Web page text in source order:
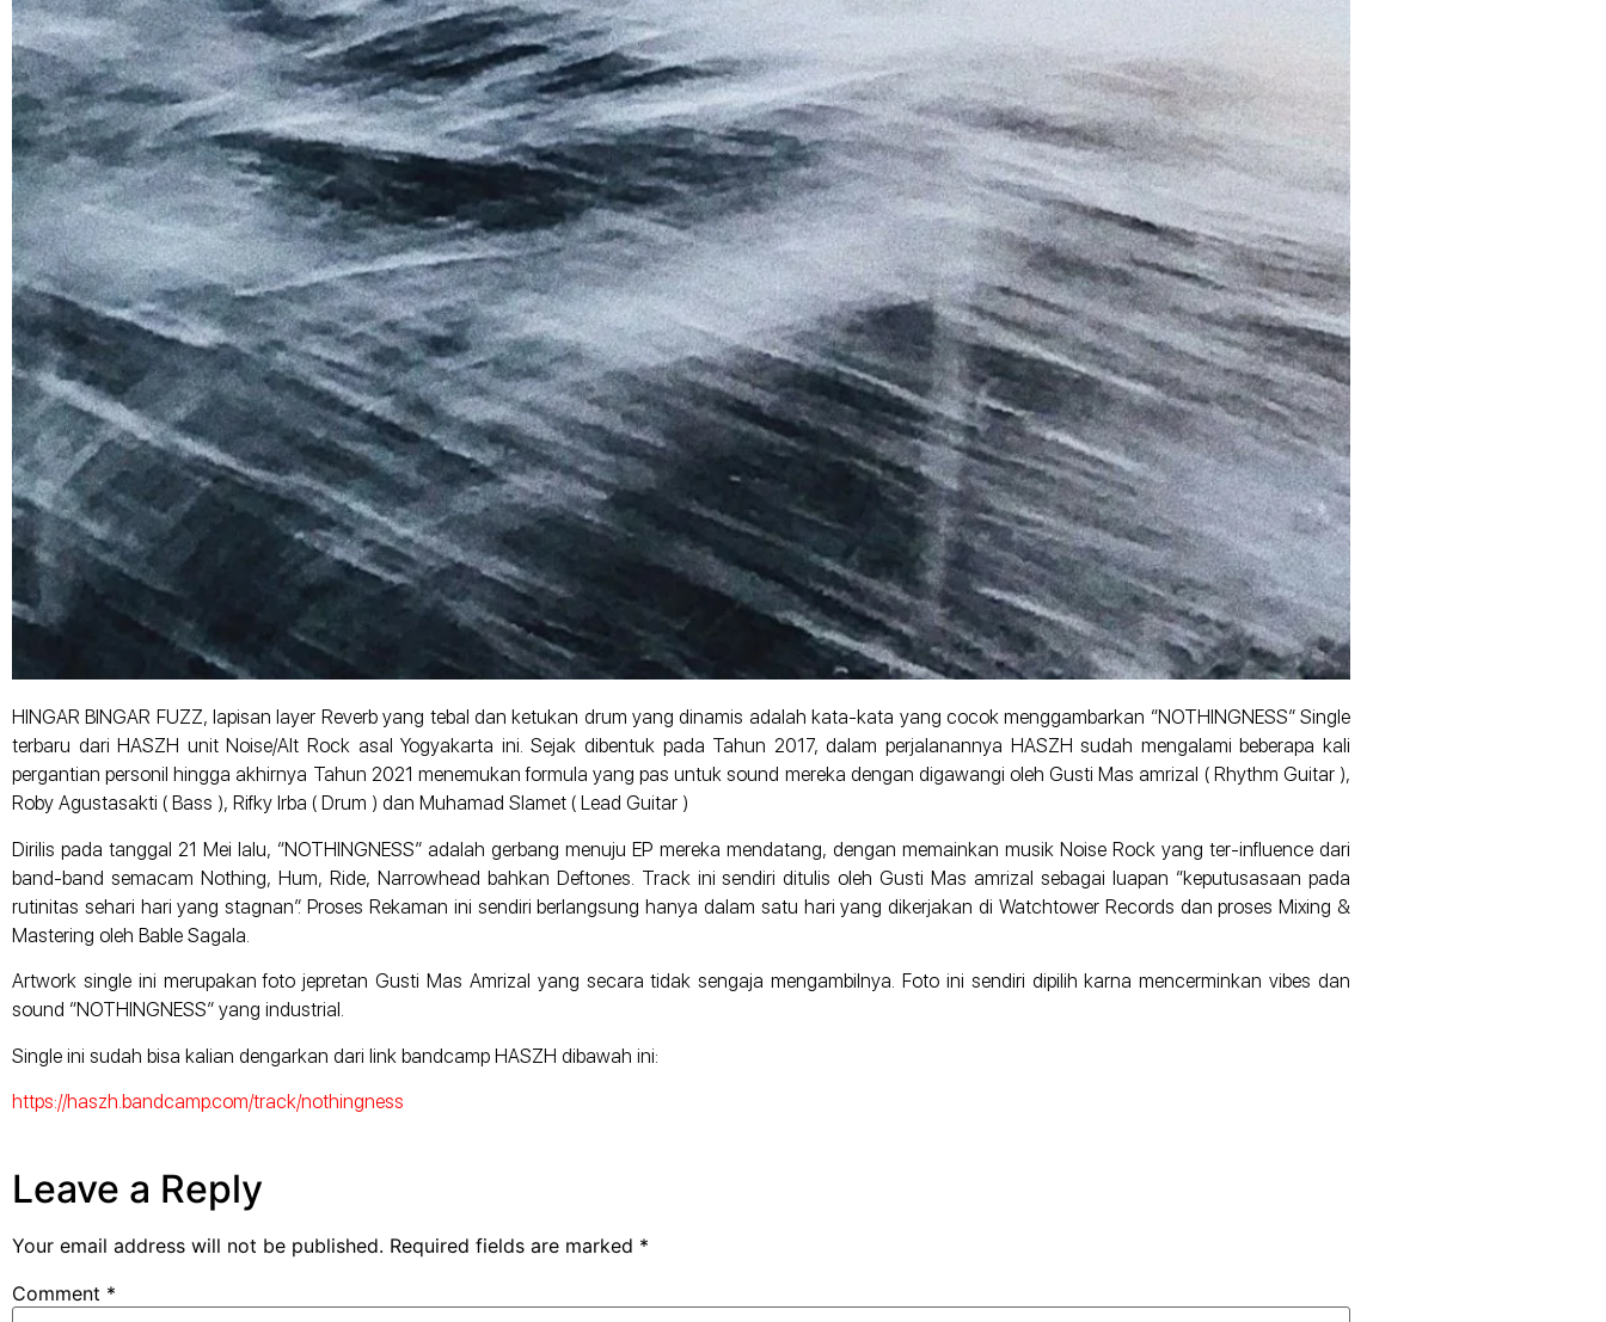
HINGAR BINGAR FUZZ, lapisan layer Reverb yang tebal dan ketukan drum yang dinamis adalah kata-kata yang cocok menggambarkan “NOTHINGNESS” Single
terbaru dari HASZH unit Noise/Alt Rock asal Yogyakarta ini. Sejak dibentuk pada Tahun 2017, dalam perjalanannya HASZH sudah mengalami beberapa kali
pergantian personil hingga akhirnya Tahun 2021 menemukan formula yang pas untuk sound mereka dengan digawangi oleh Gusti Mas amrizal ( Rhythm Guitar ),
Roby Agustasakti ( Bass ), Rifky Irba ( Drum ) dan Muhamad Slamet ( Lead Guitar )
Dirilis pada tanggal 21 Mei lalu, “NOTHINGNESS” adalah gerbang menuju EP mereka mendatang, dengan memainkan musik Noise Rock yang ter-influence dari
band-band semacam Nothing, Hum, Ride, Narrowhead bahkan Deftones. Track ini sendiri ditulis oleh Gusti Mas amrizal sebagai luapan “keputusasaan pada
rutinitas sehari hari yang stagnan”. Proses Rekaman ini sendiri berlangsung hanya dalam satu hari yang dikerjakan di Watchtower Records dan proses Mixing &
Mastering oleh Bable Sagala.
Artwork single ini merupakan foto jepretan Gusti Mas Amrizal yang secara tidak sengaja mengambilnya. Foto ini sendiri dipilih karna mencerminkan vibes dan
sound “NOTHINGNESS” yang industrial.
Single ini sudah bisa kalian dengarkan dari link bandcamp HASZH dibawah ini:
https://haszh.bandcamp.com/track/nothingness
Leave a Reply
Your email address will not be published. Required fields are marked *
Comment *